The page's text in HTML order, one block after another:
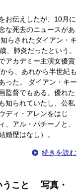
お伝えしたが、10月に
な死去のニュースがあ
らされたダイアン・キ
、肺炎だったという。
アカデミー主演女優賞
ら、あれから半世紀も
った。 ダイアン・キー
監督でもある。優れた
知られていたし、公私
ディ・アレンをはじ
、アル・パチーノと、
婚歴はなし）。
続きを読む
うこと 写真・